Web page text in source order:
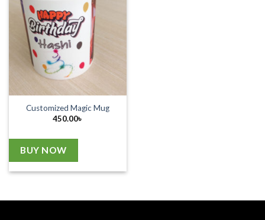
Customized Magic Mug
450.00৳
BUY NOW